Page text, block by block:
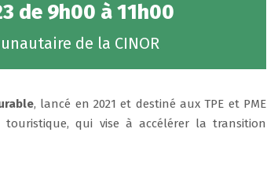
de 9h00 à 11h00
de la CINOR
, lancé en 2021 et destiné aux TPE et PME
qui vise à accélérer la transition